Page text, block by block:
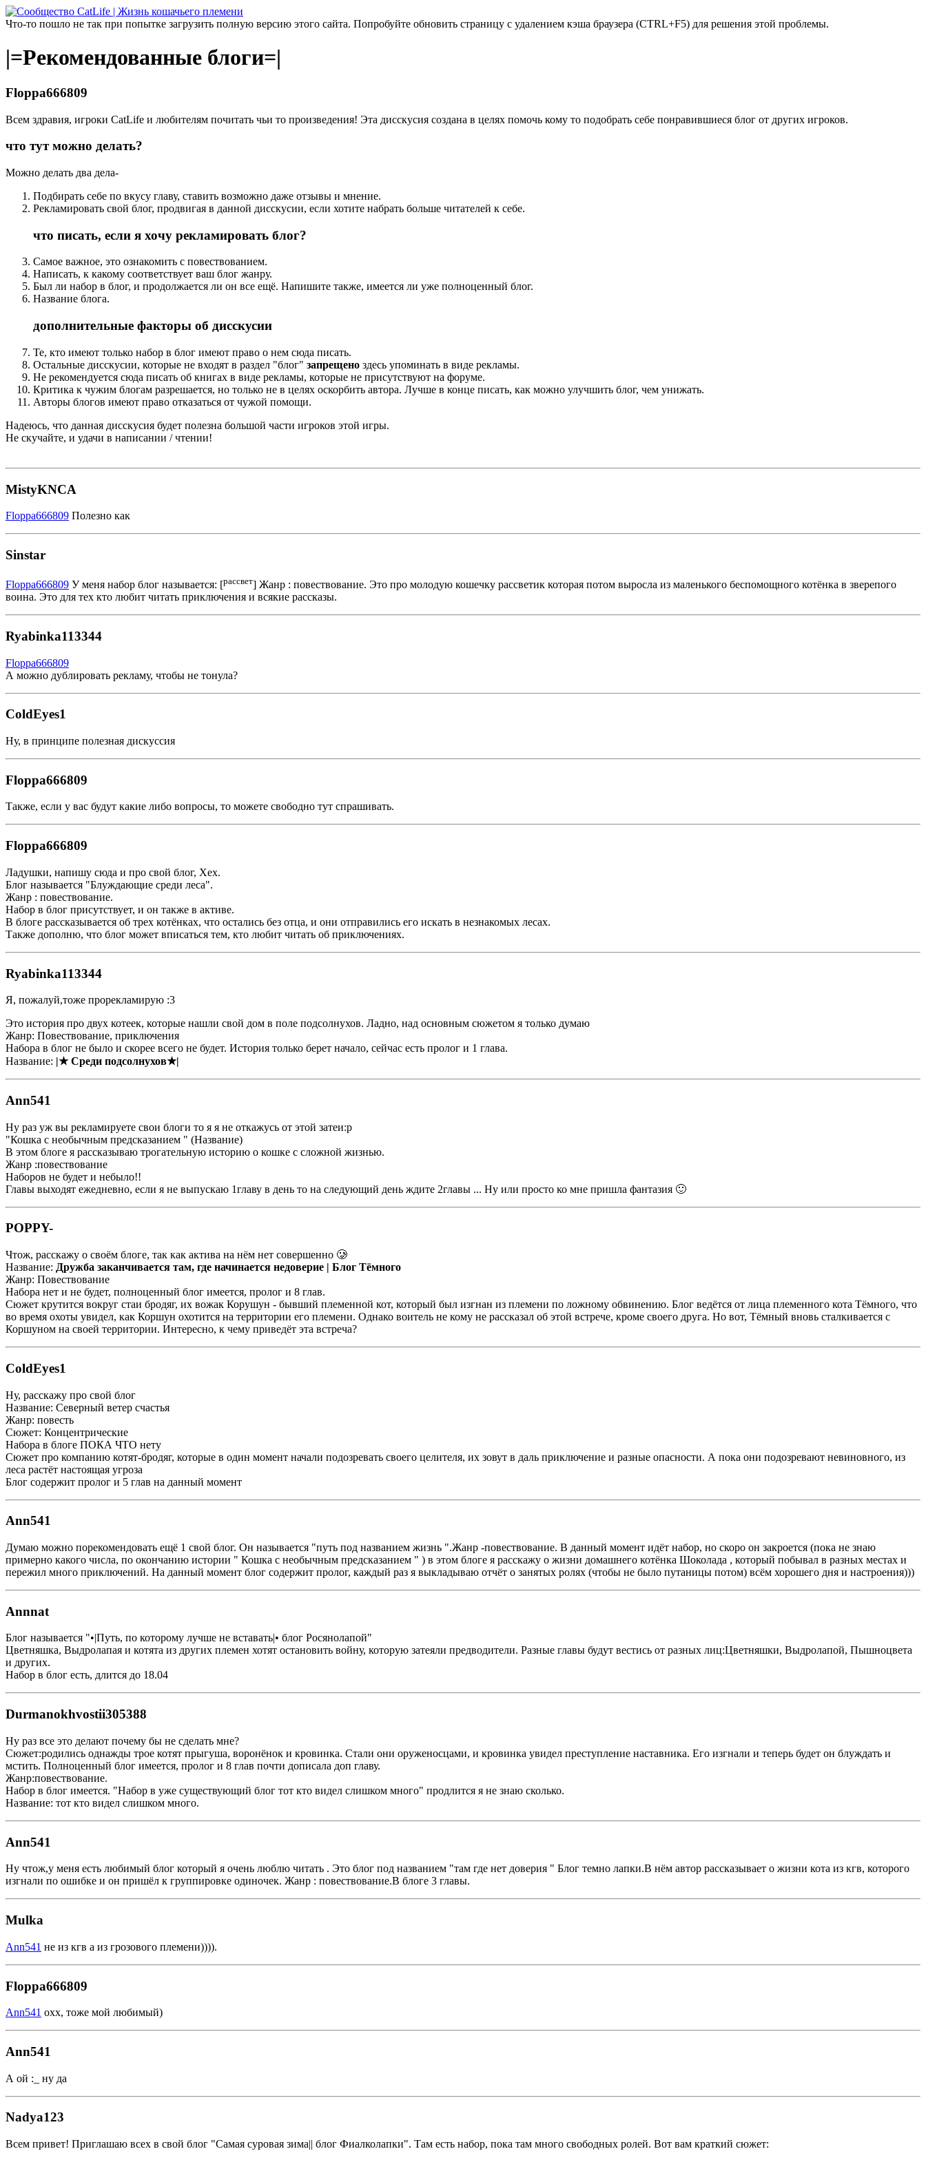
Что-то пошло не так при попытке загрузить полную версию этого сайта. Попробуйте обновить страницу с удалением кэша браузера (CTRL+F5) для решения этой проблемы.
|=Рекомендованные блоги=|
Floppa666809
Всем здравия, игроки CatLife и любителям почитать чьи то произведения! Эта дисскусия создана в целях помочь кому то подобрать себе понравившиеся блог от других игроков.
что тут можно делать?
Можно делать два дела-
Подбирать себе по вкусу главу, ставить возможно даже отзывы и мнение.
Рекламировать свой блог, продвигая в данной дисскусии, если хотите набрать больше читателей к себе.
что писать, если я хочу рекламировать блог?
Самое важное, это ознакомить с повествованием.
Написать, к какому соответствует ваш блог жанру.
Был ли набор в блог, и продолжается ли он все ещё. Напишите также, имеется ли уже полноценный блог.
Название блога.
дополнительные факторы об дисскусии
Те, кто имеют только набор в блог имеют право о нем сюда писать.
Остальные дисскусии, которые не входят в раздел "блог" запрещено здесь упоминать в виде рекламы.
Не рекомендуется сюда писать об книгах в виде рекламы, которые не присутствуют на форуме.
Критика к чужим блогам разрешается, но только не в целях оскорбить автора. Лучше в конце писать, как можно улучшить блог, чем унижать.
Авторы блогов имеют право отказаться от чужой помощи.
Надеюсь, что данная дисскусия будет полезна большой части игроков этой игры.
Не скучайте, и удачи в написании / чтении!
MistyKNCA
Floppa666809 Полезно как
Sinstar
Floppa666809 У меня набор блог называется: [рассвет] Жанр : повествование. Это про молодую кошечку рассветик которая потом выросла из маленького беспомощного котёнка в зверепого
воина. Это для тех кто любит читать приключения и всякие рассказы.
Ryabinka113344
Floppa666809
А можно дублировать рекламу, чтобы не тонула?
ColdEyes1
Ну, в принципе полезная дискуссия
Floppa666809
Также, если у вас будут какие либо вопросы, то можете свободно тут спрашивать.
Floppa666809
Ладушки, напишу сюда и про свой блог, Хех.
Блог называется "Блуждающие среди леса".
Жанр : повествование.
Набор в блог присутствует, и он также в активе.
В блоге рассказывается об трех котёнках, что остались без отца, и они отправились его искать в незнакомых лесах.
Также дополню, что блог может вписаться тем, кто любит читать об приключениях.
Ryabinka113344
Я, пожалуй,тоже прорекламирую :3
Это история про двух котеек, которые нашли свой дом в поле подсолнухов. Ладно, над основным сюжетом я только думаю
Жанр: Повествование, приключения
Набора в блог не было и скорее всего не будет. История только берет начало, сейчас есть пролог и 1 глава.
Название: |★ Среди подсолнухов★|
Ann541
Ну раз уж вы рекламируете свои блоги то я я не откажусь от этой затеи:р
"Кошка с необычным предсказанием " (Название)
В этом блоге я рассказываю трогательную историю о кошке с сложной жизнью.
Жанр :повествование
Наборов не будет и небыло!!
Главы выходят ежедневно, если я не выпускаю 1главу в день то на следующий день ждите 2главы ... Ну или просто ко мне пришла фантазия 🙂
POPPY-
Чтож, расскажу о своём блоге, так как актива на нём нет совершенно 🥲
Название: Дружба заканчивается там, где начинается недоверие | Блог Тёмного
Жанр: Повествование
Набора нет и не будет, полноценный блог имеется, пролог и 8 глав.
Сюжет крутится вокруг стаи бродяг, их вожак Корушун - бывший племенной кот, который был изгнан из племени по ложному обвинению. Блог ведётся от лица племенного кота Тёмного, что
во время охоты увидел, как Коршун охотится на территории его племени. Однако воитель не кому не рассказал об этой встрече, кроме своего друга. Но вот, Тёмный вновь сталкивается с
Коршуном на своей территории. Интересно, к чему приведёт эта встреча?
ColdEyes1
Ну, расскажу про свой блог
Название: Северный ветер счастья
Жанр: повесть
Сюжет: Концентрические
Набора в блоге ПОКА ЧТО нету
Сюжет про компанию котят-бродяг, которые в один момент начали подозревать своего целителя, их зовут в даль приключение и разные опасности. А пока они подозревают невиновного, из
леса растёт настоящая угроза
Блог содержит пролог и 5 глав на данный момент
Ann541
Думаю можно порекомендовать ещё 1 свой блог. Он называется "путь под названием жизнь ".Жанр -повествование. В данный момент идёт набор, но скоро он закроется (пока не знаю
примерно какого числа, по окончанию истории " Кошка с необычным предсказанием " ) в этом блоге я расскажу о жизни домашнего котёнка Шоколада , который побывал в разных местах и
пережил много приключений. На данный момент блог содержит пролог, каждый раз я выкладываю отчёт о занятых ролях (чтобы не было путаницы потом) всём хорошего дня и настроения)))
Annnat
Блог называется "•|Путь, по которому лучше не вставать|• блог Росянолапой"
Цветняшка, Выдролапая и котята из других племен хотят остановить войну, которую затеяли предводители. Разные главы будут вестись от разных лиц:Цветняшки, Выдролапой, Пышноцвета
и других.
Набор в блог есть, длится до 18.04
Durmanokhvostii305388
Ну раз все это делают почему бы не сделать мне?
Сюжет:родились однажды трое котят прыгуша, воронёнок и кровинка. Стали они оруженосцами, и кровинка увидел преступление наставника. Его изгнали и теперь будет он блуждать и
мстить. Полноценный блог имеется, пролог и 8 глав почти дописала доп главу.
Жанр:повествование.
Набор в блог имеется. "Набор в уже существующий блог тот кто видел слишком много" продлится я не знаю сколько.
Название: тот кто видел слишком много.
Ann541
Ну чтож,у меня есть любимый блог который я очень люблю читать . Это блог под названием "там где нет доверия " Блог темно лапки.В нём автор рассказывает о жизни кота из кгв, которого
изгнали по ошибке и он пришёл к группировке одиночек. Жанр : повествование.В блоге 3 главы.
Mulka
Ann541 не из кгв а из грозового племени)))).
Floppa666809
Ann541 охх, тоже мой любимый)
Ann541
А ой :_ ну да
Nadya123
Всем привет! Приглашаю всех в свой блог "Самая суровая зима|| блог Фиалколапки". Там есть набор, пока там много свободных ролей. Вот вам краткий сюжет: